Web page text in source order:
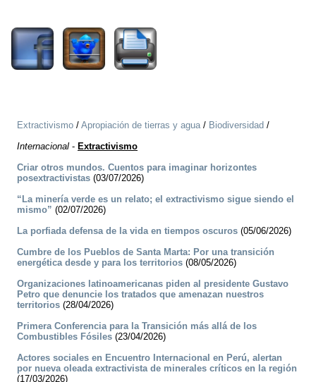
Extractivismo / Apropiación de tierras y agua/ Biodiversidad /
Internacional - Extractivismo
Criar otros mundos. Cuentos para imaginar horizontes
posextractivistas (03/07/2026)
“La minería verde es un relato; el extractivismo sigue siendo el
mismo” (02/07/2026)
La porfiada defensa de la vida en tiempos oscuros (05/06/2026)
Cumbre de los Pueblos de Santa Marta: Por una transición
energética desde y para los territorios (08/05/2026)
Organizaciones latinoamericanas piden al presidente Gustavo
Petro que denuncie los tratados que amenazan nuestros
territorios (28/04/2026)
Primera Conferencia para la Transición más allá de los
Combustibles Fósiles (23/04/2026)
Actores sociales en Encuentro Internacional en Perú, alertan
por nueva oleada extractivista de minerales críticos en la región
(17/03/2026)